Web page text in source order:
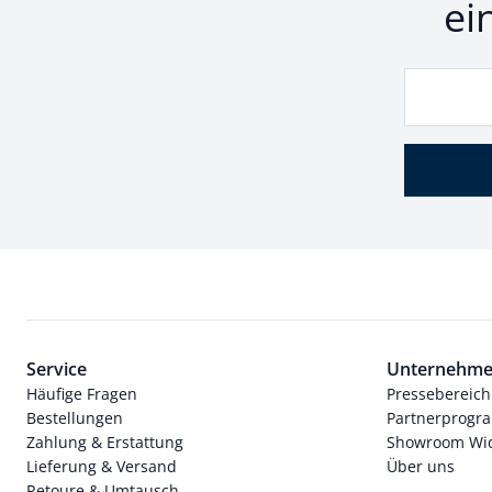
Service
Häufige Fragen
Bestellungen
Zahlung & Erstattung
Lieferung & Versand
Pressebereich
Showroom
Über uns